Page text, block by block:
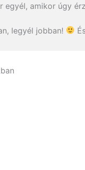
egyél, amikor úgy
legyél jobban!